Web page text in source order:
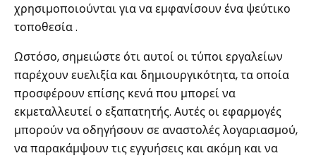
χρησιμοποιούνται για να εμφανίσουν ένα ψεύτικο
τοποθεσία .
Ωστόσο, σημειώστε ότι αυτοί οι τύποι εργαλείων
παρέχουν ευελιξία και δημιουργικότητα, τα οποία
προσφέρουν επίσης κενά που μπορεί να
εκμεταλλευτεί ο εξαπατητής. Αυτές οι εφαρμογές
μπορούν να οδηγήσουν σε αναστολές λογαριασμού,
να παρακάμψουν τις εγγυήσεις και ακόμη και να